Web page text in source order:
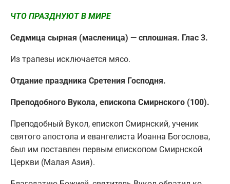
ЧТО ПРАЗДНУЮТ В МИРЕ
Седмица cырная (масленица) — сплошная. Глас 3.
Из трапезы исключается мясо.
Отдание праздника Сретения Господня.
Преподобного Вукола, епископа Смирнского (100).
Преподобный Вукол, епископ Смирнский, ученик
святого апостола и евангелиста Иоанна Богослова,
был им поставлен первым епископом Смирнской
Церкви (Малая Азия).